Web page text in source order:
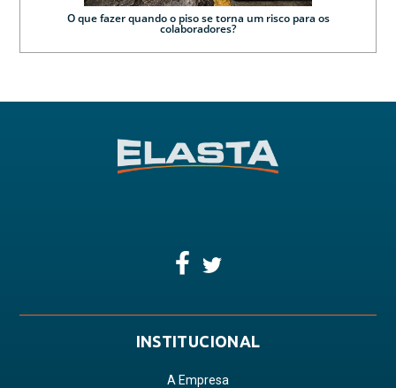
O que fazer quando o piso se torna um risco para os
colaboradores?
INSTITUCIONAL
A Empresa